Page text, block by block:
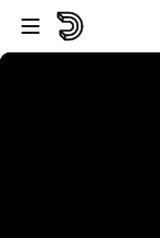
Skip to player
Skip to main content